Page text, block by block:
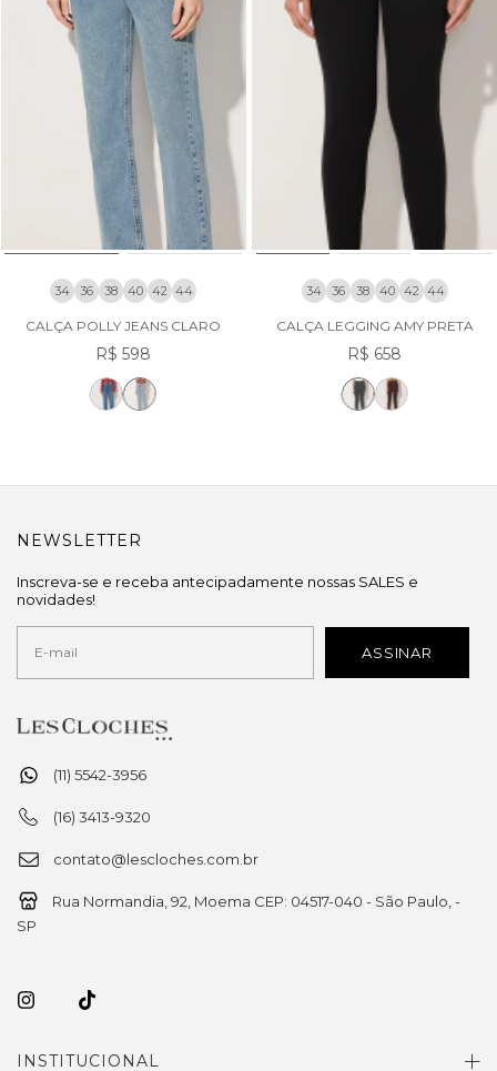
34 36 38 40 42 44
CALÇA POLLY JEANS CLARO
R$ 598
34 36 38 40 42 44
CALÇA LEGGING AMY PRETA
R$ 658
(11) 5542-3956
(16) 3413-9320
contato@lescloches.com.br
Rua Normandia, 92, Moema CEP: 04517-040 - São Paulo, -
SP
INSTITUCIONAL
NEWSLETTER
Inscreva-se e receba antecipadamente nossas SALES e
novidades!